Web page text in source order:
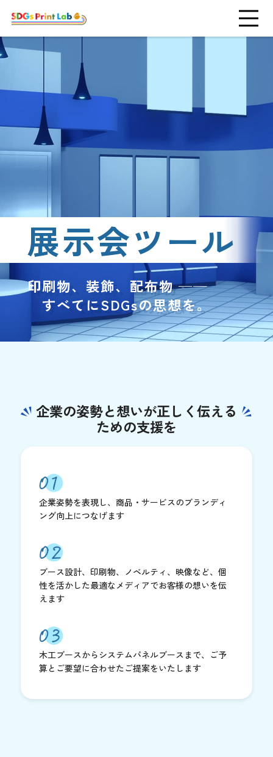
展示会ツール
印刷物、装飾、配布物 ──
すべてにSDGsの思想を。
企業の姿勢と想いが正しく伝える
ための支援を
企業姿勢を表現し、商品・サービスのブランディ
ング向上につなげます
ブース設計、印刷物、ノベルティ、映像など、個
性を活かした最適なメディアでお客様の想いを伝
えます
木工ブースからシステムパネルブースまで、ご予
算とご要望に合わせたご提案をいたします